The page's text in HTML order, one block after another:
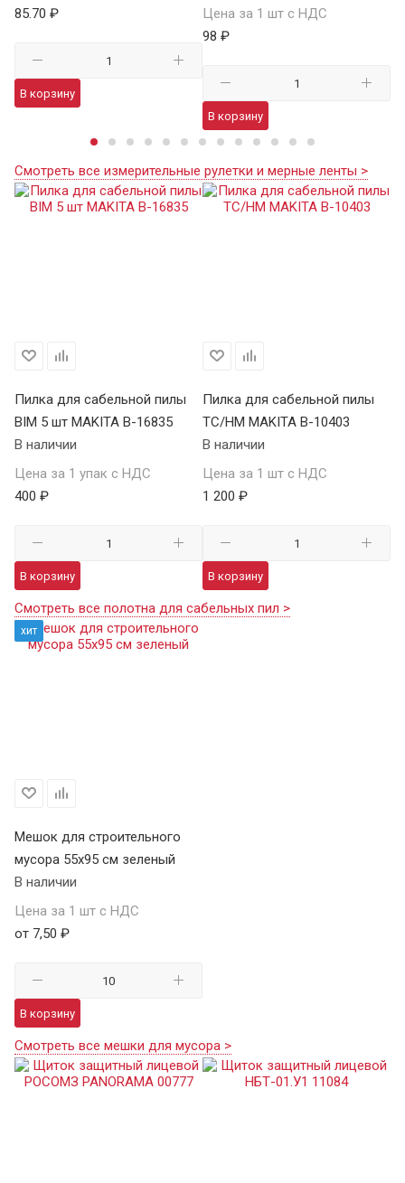
85.70 ₽
В корзину
Цена за 1 шт с НДС
98 ₽
В корзину
Смотреть все измерительные рулетки и мерные ленты >
Пилка для сабельной пилы
BIM 5 шт MAKITA B-16835
В наличии
Цена за 1 упак с НДС
400 ₽
В корзину
Пилка для сабельной пилы
TC/HM MAKITA B-10403
В наличии
Цена за 1 шт с НДС
1 200 ₽
В корзину
Смотреть все полотна для сабельных пил >
хит
Мешок для строительного
мусора 55х95 см зеленый
В наличии
Цена за 1 шт с НДС
от 7,50 ₽
В корзину
Смотреть все мешки для мусора >